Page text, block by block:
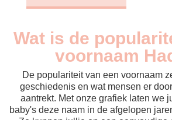
Wat is de
voornaam
De populariteit van een voornaam
geschiedenis en wat mensen er
aantrekt. Met onze grafiek laten we
baby's deze naam in de afgelopen
Année
Nouveaux-
nés
2010
5
2012
9
2013
12
2014
12